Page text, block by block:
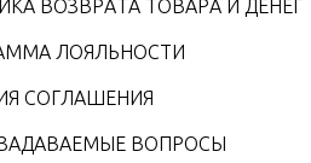
ВОЗВРАТА ТОВАРА И ДЕНЕГ
ЛОЯЛЬНОСТИ
СОГЛАШЕНИЯ
ВОПРОСЫ